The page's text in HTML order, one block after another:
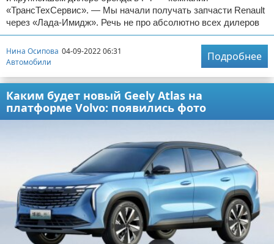
«ТрансТехСервис». — Мы начали получать запчасти Renault
через «Лада-Имидж». Речь не про абсолютно всех дилеров
Нина Осипова 04-09-2022 06:31
Автомобили
Подробнее
Каким будет новый Geely Atlas на
платформе Volvo: появились фото